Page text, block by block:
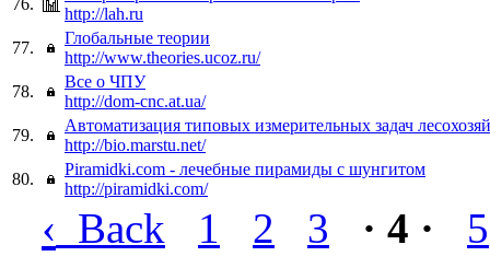
http://lah.ru
77.
Глобальные теории
http://www.theories.ucoz.ru/
78.
Все о ЧПУ
http://dom-cnc.at.ua/
79.
Автоматизация типовых измерительных задач
http://bio.marstu.net/
80.
Piramidki.com - лечебные пирамиды с шунгитом
http://piramidki.com/
‹ Back 1 2 3 · 4 · 5